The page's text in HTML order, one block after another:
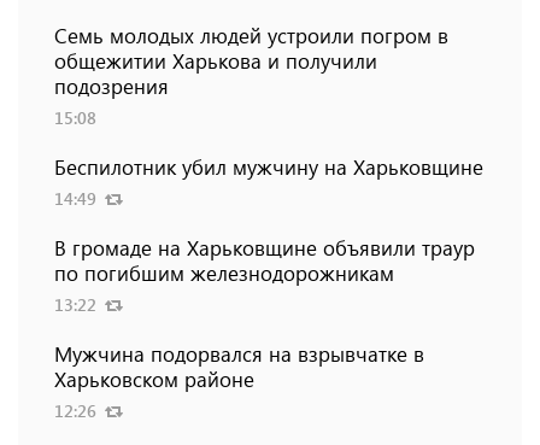
Семь молодых людей устроили погром в
общежитии Харькова и получили
подозрения
15:08
Беспилотник убил мужчину на Харьковщине
14:49
В громаде на Харьковщине объявили траур
по погибшим железнодорожникам
13:22
Мужчина подорвался на взрывчатке в
Харьковском районе
12:26